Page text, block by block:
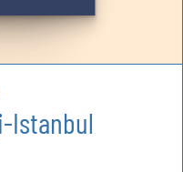
Istanbul